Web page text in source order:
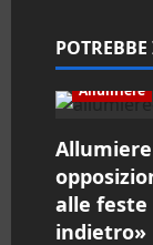
n
e
a
r
Allumiere
alle
indietro»